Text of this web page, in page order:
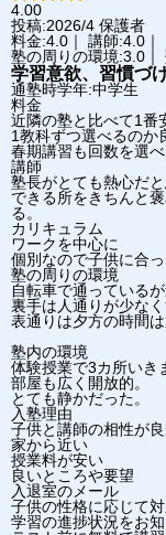
4.00
投稿:2026/4 保護者
料金:4.0｜ 講師:4.0
塾の周りの環境:3.0｜
学習意欲、習慣づ
通塾時学年:中学生
料金
近隣の塾と比べて1番
1教科ずつ選べるのか
春期講習も回数を選
講師
塾長がとても熱心だと
できる所をきちんと
る。
カリキュラム
ワークを中心に
個別なので子供に合
塾の周りの環境
自転車で通っている
裏手は人通りが少な
表通りは夕方の時間
塾内の環境
体験授業で3カ所いき
部屋も広く開放的。
とても静かだった。
入塾理由
子供と講師の相性が
家から近い
授業料が安い
良いところや要望
入退室のメール
子供の性格に応じて
学習の進捗状況をお